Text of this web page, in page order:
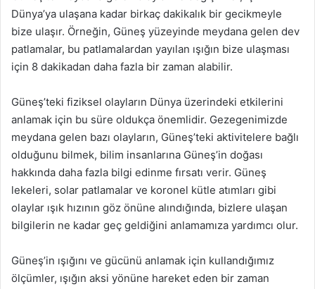
Dünya’ya ulaşana kadar birkaç dakikalık bir gecikmeyle
bize ulaşır. Örneğin, Güneş yüzeyinde meydana gelen dev
patlamalar, bu patlamalardan yayılan ışığın bize ulaşması
için 8 dakikadan daha fazla bir zaman alabilir.
Güneş’teki fiziksel olayların Dünya üzerindeki etkilerini
anlamak için bu süre oldukça önemlidir. Gezegenimizde
meydana gelen bazı olayların, Güneş’teki aktivitelere bağlı
olduğunu bilmek, bilim insanlarına Güneş’in doğası
hakkında daha fazla bilgi edinme fırsatı verir. Güneş
lekeleri, solar patlamalar ve koronel kütle atımları gibi
olaylar ışık hızının göz önüne alındığında, bizlere ulaşan
bilgilerin ne kadar geç geldiğini anlamamıza yardımcı olur.
Güneş’in ışığını ve gücünü anlamak için kullandığımız
ölçümler, ışığın aksi yönüne hareket eden bir zaman